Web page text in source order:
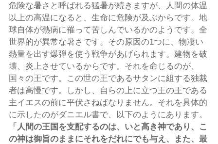
危険な暑さと呼ばれる猛暑が続きますが、人間の体温
以上の高温になると、生命に危険が及ぶからです。地
球自体が熱病に罹って苦しんでいるかのようです。全
世界的が異常な暑さです。その原因の1つに、物凄い
熱量を出す爆弾を使う戦争があげられます。建物を破
壊、炎上させているからです。それを命じるのが、
国々の王です。この世の王であるサタンに組する独裁
者は高慢です。しかし、自らの上に立つ王の王である
主イエスの前に平伏さねばなりません。それを具体的
に示したのがダニエル書で、以下のようにあります。
「 人間の王国を支配するのは、いと高き神であり、こ
の神は御旨のままにそれをだれにでも与え、また、最